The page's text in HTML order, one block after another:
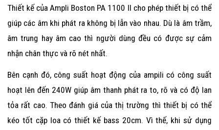
Thiết kế củaAmpli Boston PA 1100 II cho phép thiết bị có thể
giúp các âm khi phát ra không bị lẫn vào nhau. Dù là âm trầm,
âm trung hay âm cao thì người dùng đều có được sự cảm
nhận chân thực và rõ nét nhất.
Bên cạnh đó, công suất hoạt động của ampili có công suất
hoạt lên đến 240W giúp âm thanh phát ra to, rõ và có độ lan
tỏa rất cao. Theo đánh giá của thị trường thì thiết bị có thể
kéo tốt cặp loa có thiết kế bass 20cm. Vì thế, khi sử dụng